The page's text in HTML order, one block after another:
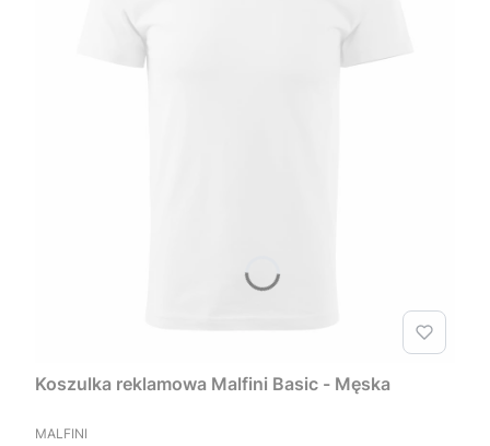
Koszulka reklamowa Malfini Basic - Męska
PRODUCENT
MALFINI